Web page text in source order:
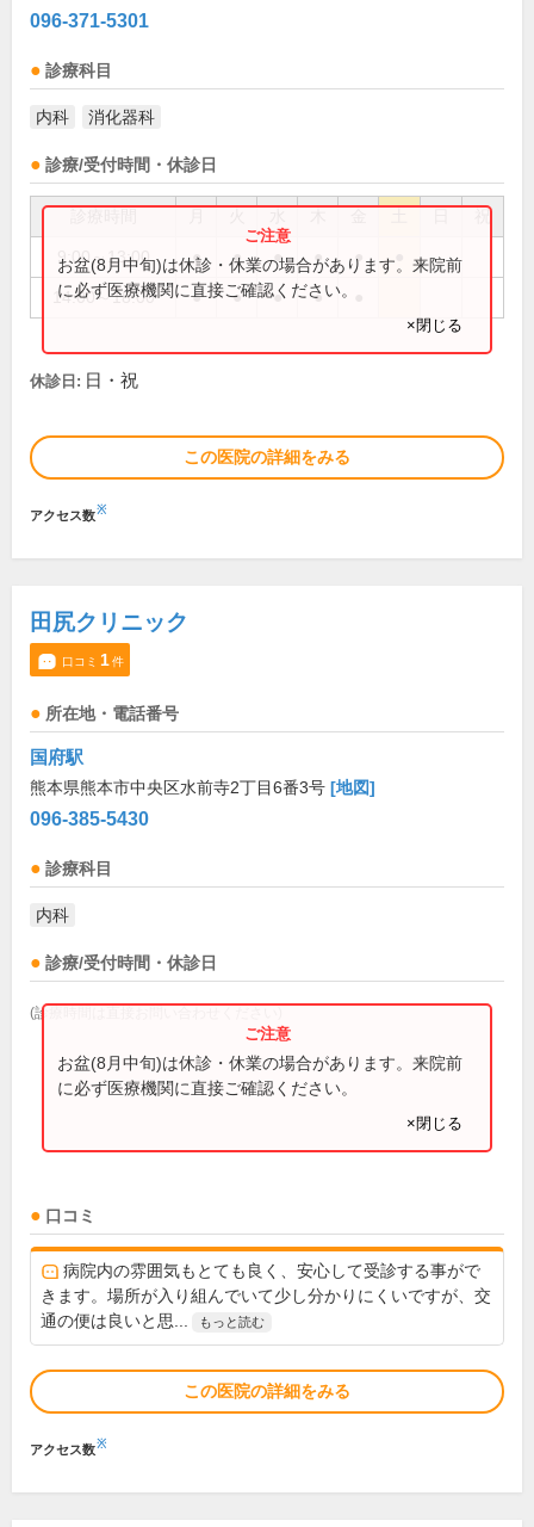
096-371-5301
診療科目
内科 消化器科
診療/受付時間・休診日
祝
9:00～13:00 ● ● ● ● ●
14:00～18:00 ● ● ● ●
お盆(8月中旬)は休診・休業の場合があります。来院前
に必ず医療機関に直接ご確認ください。
×閉じる
休診日: 日・祝
この医院の詳細をみる
アクセス数※
田尻クリニック
口コミ 1件
所在地・電話番号
国府駅
熊本県熊本市中央区水前寺2丁目6番3号 [地図]
096-385-5430
診療科目
内科
診療/受付時間・休診日
(診療時間は直接お問い合わせください)
お盆(8月中旬)は休診・休業の場合があります。来院前
に必ず医療機関に直接ご確認ください。
×閉じる
口コミ
病院内の雰囲気もとても良く、安心して受診する事がで
きます。場所が入り組んでいて少し分かりにくいですが、交
通の便は良いと思...
もっと読む
この医院の詳細をみる
アクセス数※